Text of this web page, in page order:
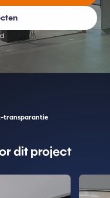
transparantie
dit project